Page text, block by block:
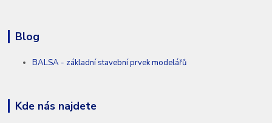
Blog
BALSA - základní stavební prvek modelářů
Kde nás najdete